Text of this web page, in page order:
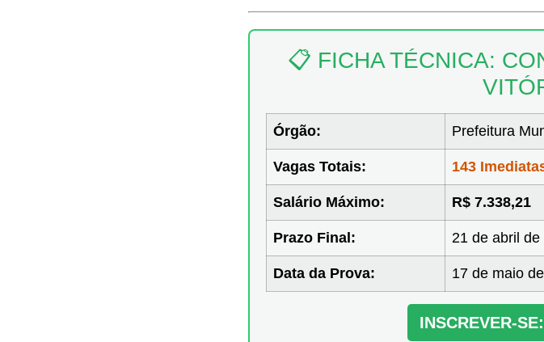
📋 FICHA TÉCNICA:
Órgão: Prefeitura
Vagas Totais: 143
Salário Máximo: R$ 7.338,21
Prazo Final: 21 de abril de
Data da Prova: 17 de maio
INSCREVER-